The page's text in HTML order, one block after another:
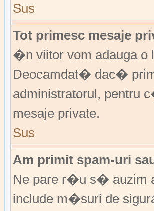
Sus
Tot primesc mesaje
�n viitor vom adauga
Deocamdat� dac�
administratorul, pentru
mesaje private.
Sus
Am primit spam-uri
Ne pare r�u s� auzim
include m�suri de